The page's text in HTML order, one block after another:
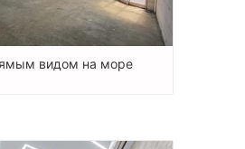
видом на море